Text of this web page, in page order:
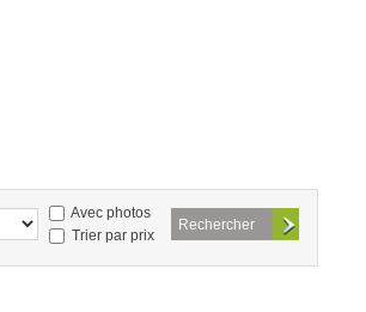
Avec photos
Trier par prix